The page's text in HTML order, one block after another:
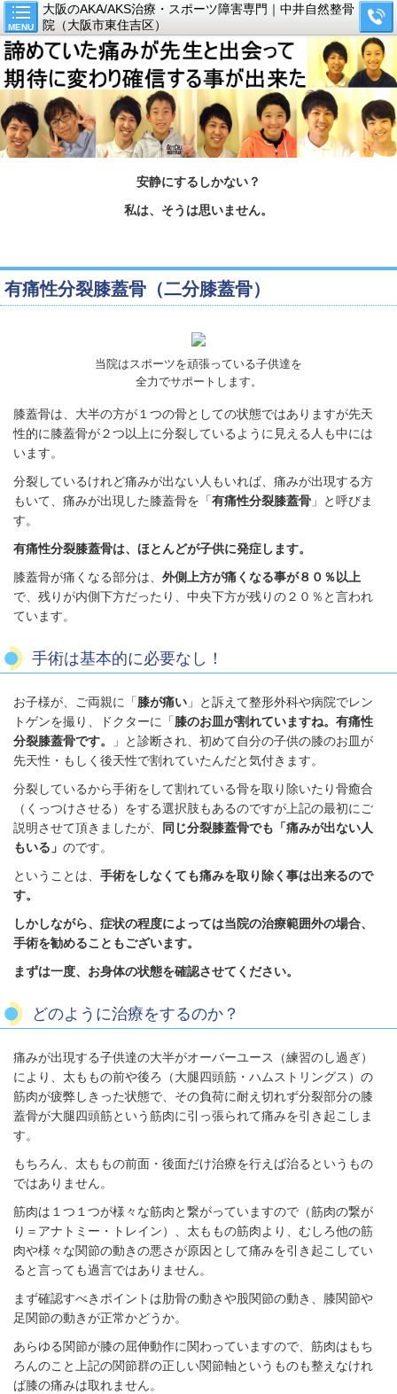
MENU
大阪のAKA/AKS治療・スポーツ障害専門｜中井自然整骨
院（大阪市東住吉区）
安静にするしかない？
私は、そうは思いません。
有痛性分裂膝蓋骨（二分膝蓋骨）
当院はスポーツを頑張っている子供達を
全力でサポートします。
膝蓋骨は、大半の方が１つの骨としての状態ではありますが先天
性的に膝蓋骨が２つ以上に分裂しているように見える人も中には
います。
分裂しているけれど痛みが出ない人もいれば、痛みが出現する方
もいて、痛みが出現した膝蓋骨を「有痛性分裂膝蓋骨 」と呼びま
す。
有痛性分裂膝蓋骨は、ほとんどが子供に発症します。
膝蓋骨が痛くなる部分は、 外側上方が痛くなる事が８０％以上
で、残りが内側下方だったり、中央下方が残りの２０％と言われ
ています。
手術は基本的に必要なし！
お子様が、ご両親に「膝が痛い 」と訴えて整形外科や病院でレン
トゲンを撮り、ドクターに「膝のお皿が割れていますね。有痛性
分裂膝蓋骨です。
」と診断され、初めて自分の子供の膝のお皿が
先天性・もしく後天性で割れていたんだと気付きます。
分裂しているから手術をして割れている骨を取り除いたり骨癒合
（くっつけさせる）をする選択肢もあるのですが上記の最初にご
説明させて頂きましたが、
同じ分裂膝蓋骨でも「痛みが出ない人
もいる」 のです。
ということは、 手術をしなくても痛みを取り除く事は出来るので
す。
しかしながら、症状の程度によっては当院の治療範囲外の場合、
手術を勧めることもございます。
まずは一度、お身体の状態を確認させてください。
どのように治療をするのか？
痛みが出現する子供達の大半がオーバーユース（練習のし過ぎ）
により、太ももの前や後ろ（大腿四頭筋・ハムストリングス）の
筋肉が疲弊しきった状態で、その負荷に耐え切れず分裂部分の膝
蓋骨が大腿四頭筋という筋肉に引っ張られて痛みを引き起こしま
す。
もちろん、太ももの前面・後面だけ治療を行えば治るというもの
ではありません。
筋肉は１つ１つが様々な筋肉と繋がっていますので（筋肉の繋が
り＝アナトミー・トレイン）、太ももの筋肉より、むしろ他の筋
肉や様々な関節の動きの悪さが原因として痛みを引き起こしてい
ると言っても過言ではありません。
まず確認すべきポイントは肋骨の動きや股関節の動き、膝関節や
足関節の動きが正常かどうか。
あらゆる関節が膝の屈伸動作に関わっていますので、筋肉はもち
ろんのこと上記の関節群の正しい関節軸というものも整えなけれ
ば膝の痛みは取れません。